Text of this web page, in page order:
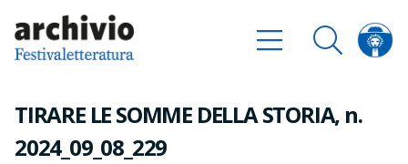
TIRARE LE SOMME DELLA STORIA, n.
2024_09_08_229